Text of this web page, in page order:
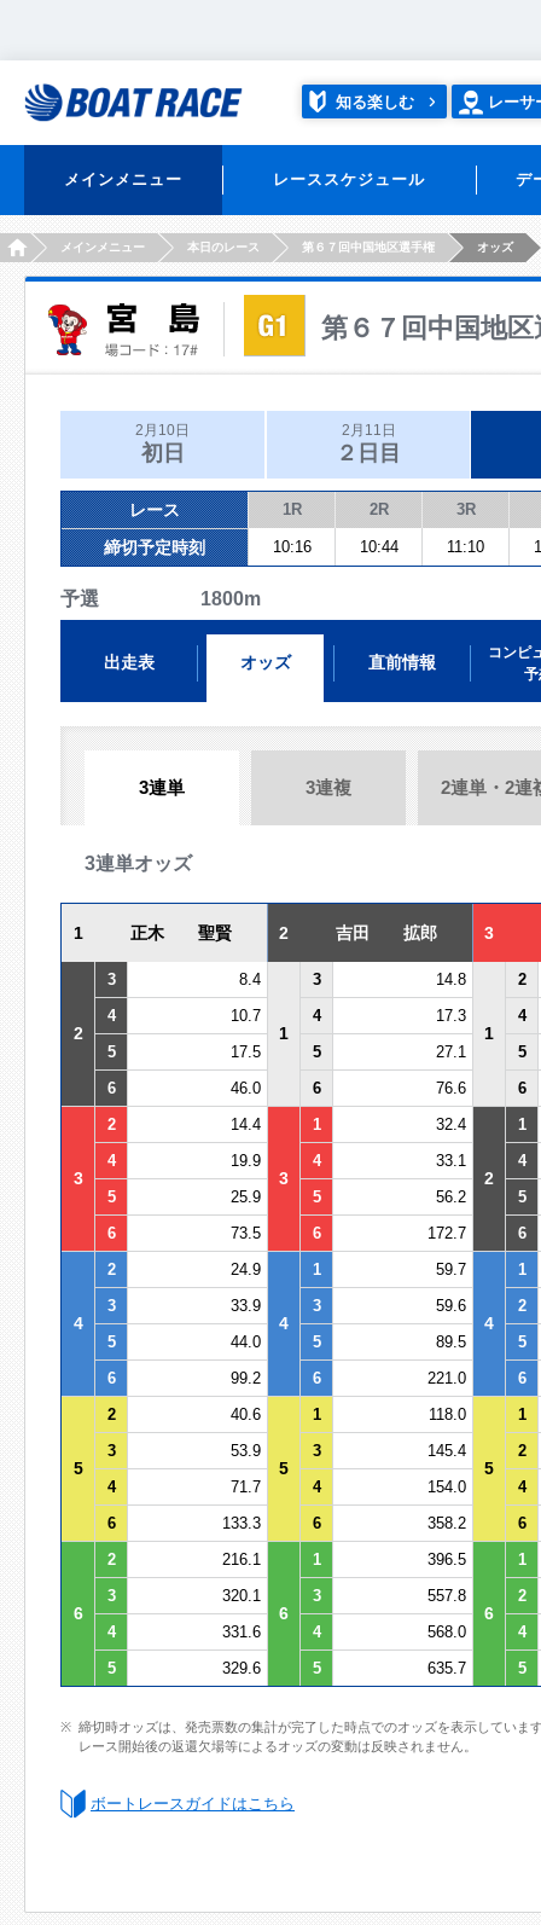
知る楽しむ レーサ
メインメニュー レーススケジュール デ
HOMEメインメニュー 本日のレース 第６７回中国地区選手権 オッズ
第６７回中国地区
2月10日
初日
2月11日
２日目
レース 1R 2R 3R
締切予定時刻 10:16 10:44 11:10
予選 1800m
出走表 オッズ 直前情報
コンピ
予
3連単 3連複 2連単・2連
3連単オッズ
1 正木 聖賢 2 吉田 拡郎 3
2
3 8.4
1
3 14.8
1
2
4
10.7 4 17.3
4
5
17.5 5 27.1
5
6
46.0 6 76.6 6
3
2 14.4
3
1 32.4
2
1
4
19.9 4 33.1
4
5
25.9 5 56.2
5
6
73.5 6 172.7 6
4
2 24.9
4
1 59.7
4
1
3
33.9 3 59.6
2
5
44.0 5 89.5
5
6
99.2 6 221.0 6
5
2 40.6
5
1 118.0
5
1
3
53.9 3 145.4
2
4
71.7 4 154.0
4
6
133.3 6 358.2 6
6
2 216.1
6
1 396.5
6
1
3
320.1 3 557.8
2
4
331.6 4 568.0
4
5
329.6 5 635.7 5
締切時オッズは、発売票数の集計が完了した時点でのオッズを表示していま
レース開始後の返還欠場等によるオッズの変動は反映されません。
ボートレースガイドはこちら